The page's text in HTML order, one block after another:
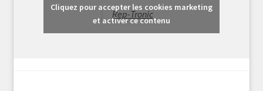
Rep-Tronic
Cliquez pour accepter les cookies marketing
et activer ce contenu